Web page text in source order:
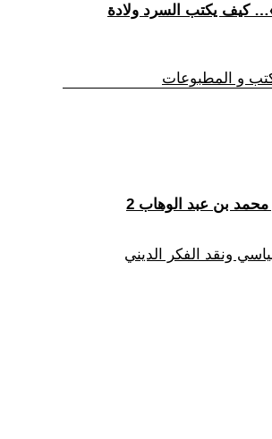
كيف يكتب السرد ولادة
و المطبوعات
ونقد الفكر الديني